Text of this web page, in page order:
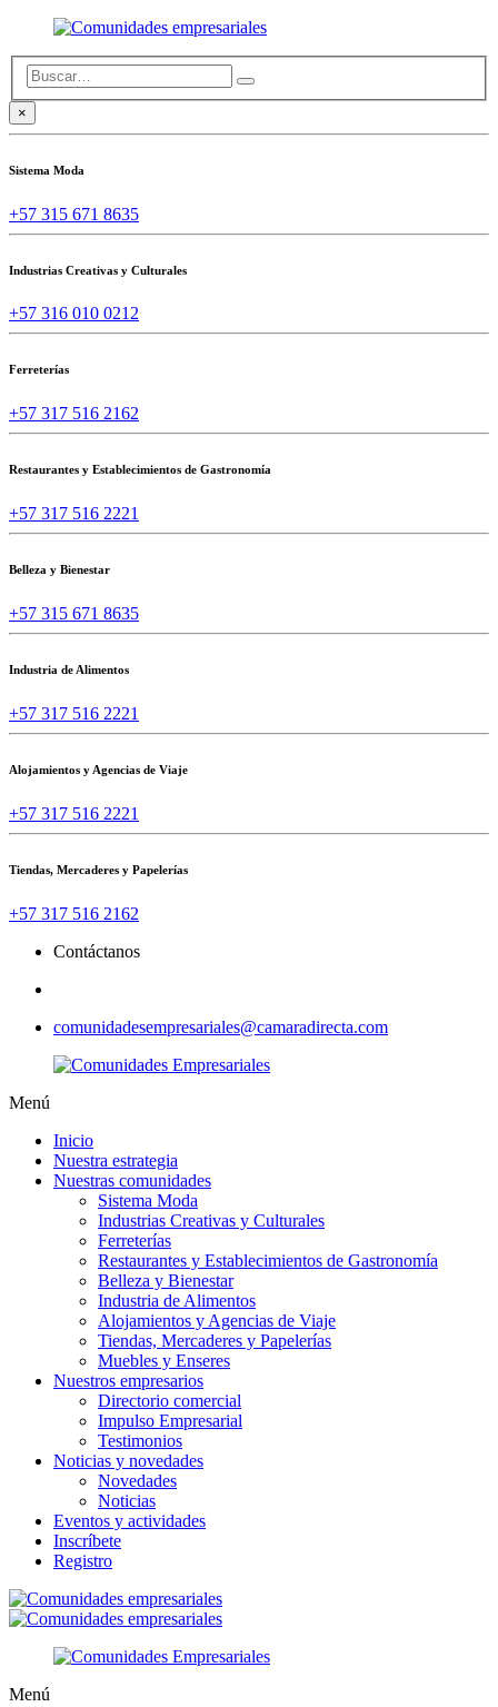
×
Sistema Moda
+57 315 671 8635
Industrias Creativas y Culturales
+57 316 010 0212
Ferreterías
+57 317 516 2162
Restaurantes y Establecimientos de Gastronomía
+57 317 516 2221
Belleza y Bienestar
+57 315 671 8635
Industria de Alimentos
+57 317 516 2221
Alojamientos y Agencias de Viaje
+57 317 516 2221
Tiendas, Mercaderes y Papelerías
+57 317 516 2162
Contáctanos
comunidadesempresariales@camaradirecta.com
Menú
Inicio
Nuestra estrategia
Nuestras comunidades
Sistema Moda
Industrias Creativas y Culturales
Ferreterías
Restaurantes y Establecimientos de Gastronomía
Belleza y Bienestar
Industria de Alimentos
Alojamientos y Agencias de Viaje
Tiendas, Mercaderes y Papelerías
Muebles y Enseres
Nuestros empresarios
Directorio comercial
Impulso Empresarial
Testimonios
Noticias y novedades
Novedades
Noticias
Eventos y actividades
Inscríbete
Registro
Menú